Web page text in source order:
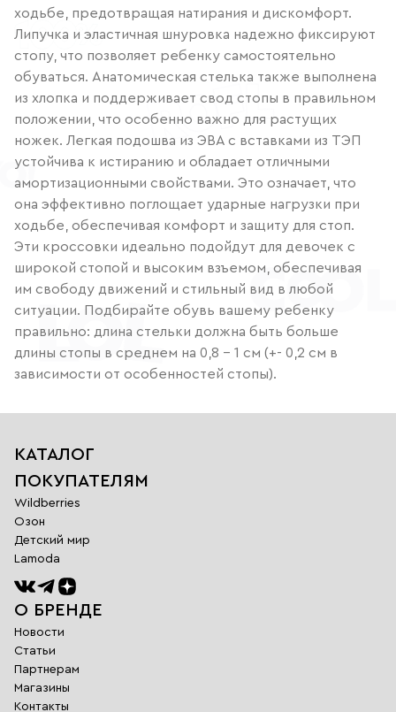
ходьбе, предотвращая натирания и дискомфорт.
Липучка и эластичная шнуровка надежно фиксируют
стопу, что позволяет ребенку самостоятельно
обуваться. Анатомическая стелька также выполнена
из хлопка и поддерживает свод стопы в правильном
положении, что особенно важно для растущих
ножек. Легкая подошва из ЭВА с вставками из ТЭП
устойчива к истиранию и обладает отличными
амортизационными свойствами. Это означает, что
она эффективно поглощает ударные нагрузки при
ходьбе, обеспечивая комфорт и защиту для стоп.
Эти кроссовки идеально подойдут для девочек с
широкой стопой и высоким взъемом, обеспечивая
им свободу движений и стильный вид в любой
ситуации. Подбирайте обувь вашему ребенку
правильно: длина стельки должна быть больше
длины стопы в среднем на 0,8 - 1 см (+- 0,2 см в
зависимости от особенностей стопы).
КАТАЛОГ
ПОКУПАТЕЛЯМ
Wildberries
Озон
Детский мир
Lamoda
О БРЕНДЕ
Новости
Статьи
Партнерам
Магазины
Контакты
Обратная